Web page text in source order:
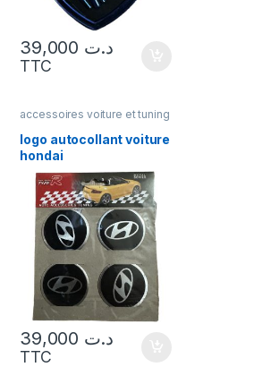
د.ت
TTC
accessoires voiture et tuning
logo autocollant voiture
hondai
د.ت
TTC